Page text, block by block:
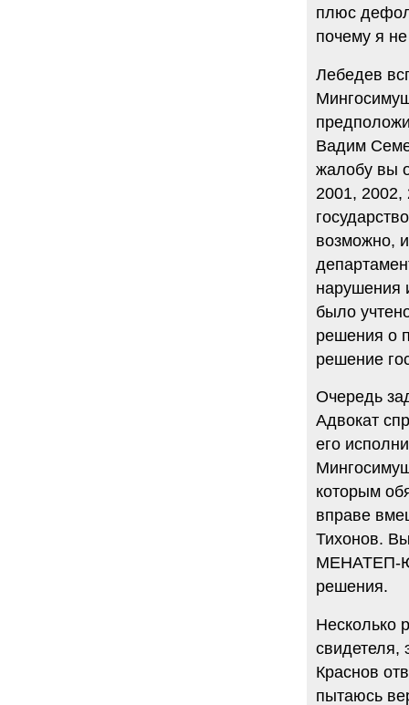
плюс
почему я не
Лебедев
Вадим
жалобу вы
2001, 2002,
возможно,
нарушения
было
решения о
решение
Очередь
Адвокат
его
которым
вправе
Тихонов.
МЕНАТЕП-
решения.
Несколько
свидетеля,
Краснов
пытаюсь